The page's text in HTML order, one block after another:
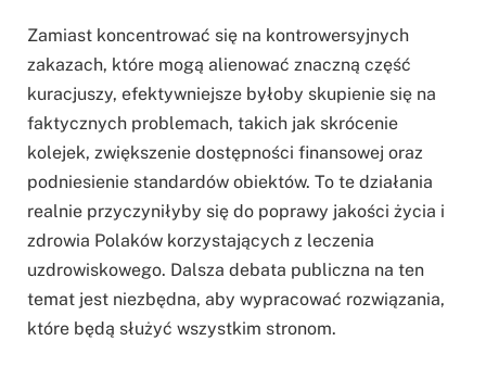
Zamiast koncentrować się na kontrowersyjnych
zakazach, które mogą alienować znaczną część
kuracjuszy, efektywniejsze byłoby skupienie się na
faktycznych problemach, takich jak skrócenie
kolejek, zwiększenie dostępności finansowej oraz
podniesienie standardów obiektów. To te działania
realnie przyczyniłyby się do poprawy jakości życia i
zdrowia Polaków korzystających z leczenia
uzdrowiskowego. Dalsza debata publiczna na ten
temat jest niezbędna, aby wypracować rozwiązania,
które będą służyć wszystkim stronom.